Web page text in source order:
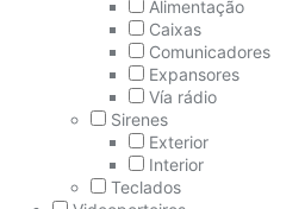
Alimentação
Caixas
Comunicadores
Expansores
Vía rádio
Sirenes
Exterior
Interior
Teclados